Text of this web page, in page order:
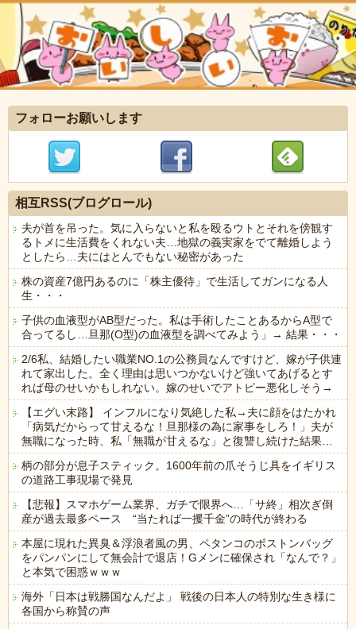
フォローお願いします
相互RSS(ブログロール)
夫が首を吊った。気に入らないと私を殴るウトとそれを傍観す
るトメに生活費をくれない夫…地獄の義実家をでて離婚しよう
としたら…夫にはとんでもない秘密があった
株の資産7億円あるのに「株主優待」で生活してガンになる人
生・・・
子供の血液型がAB型だった。私は手術したことあるからA型で
合ってるし…旦那(O型)の血液型を調べてみよう」→ 結果・・・
2/6私、結婚したい職業NO.1の公務員なんですけど、嫁が子供連
れて家出した。全く理由は思いつかないけど強いてあげるとす
れば母のせいかもしれない。嫁のせいでアトピー悪化しそう→
【エグい末路】 インフルになり気絶した私→夫に顔をはたかれ
「病気だからって甘えるな！旦那様の為に家事をしろ！」夫が
無職になった時、私「無職が甘えるな」と復讐し続けた結果…
柄の部分が息子スティック。1600年前の爪そうじ具をイギリス
の道路工事現場で発見
【悲報】スマホゲーム業界、ガチで限界へ…「サ終」相次ぎ倒
産が過去最多ペース “当たれば一攫千金”の時代が終わる
本屋に現れた異臭＆浮浪者風の男、ペタンコのボストンバッグ
をパンパンにして無会計で退店！Gメンに確保され「なんで？」
と本気で困惑ｗｗｗ
海外「日本は戦勝国なんだよ」 戦後の日本人の特別な生き様に
各国から称賛の声